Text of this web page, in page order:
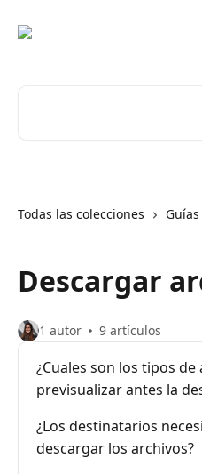
Todas las colecciones Guías
Descargar
1 autor 9 artículos
¿Cuales son los tipos
previsualizar antes la
¿Los destinatarios
descargar los archivos?